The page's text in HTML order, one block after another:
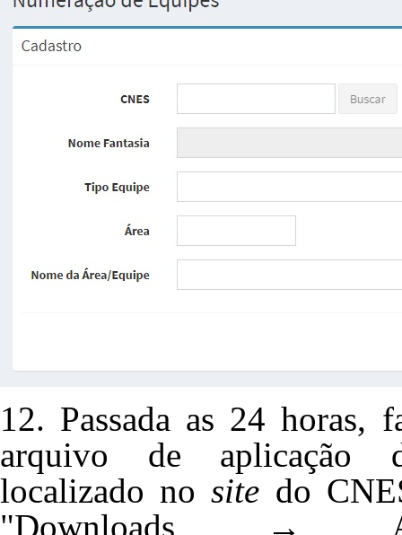
12. Passada as 24 horas,
arquivo de aplicação
localizado nosite do
"Downloads →